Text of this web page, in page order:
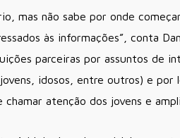
mas não sabe por onde
às informações”, conta
parceiras por assuntos de
idosos, entre outros) e por
atenção dos jovens e